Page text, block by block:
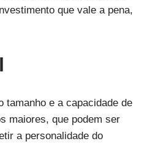
que vale a pena,
tamanho e a capacidade de
maiores, que podem ser
a personalidade do